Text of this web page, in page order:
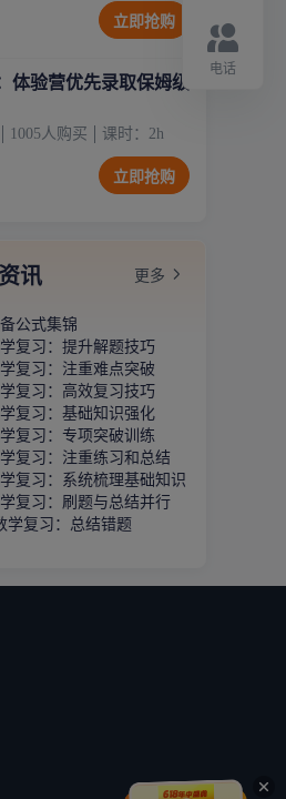
立即抢购
体验营优先录取保姆级
1005人购买 课时： 2 h
立即抢购
讯 更多
公式集锦
复习：提升解题技巧
复习：注重难点突破
复习：高效复习技巧
复习：基础知识强化
复习：专项突破训练
复习：注重练习和总结
复习：系统梳理基础知识
复习：刷题与总结并行
学复习：总结错题
电话